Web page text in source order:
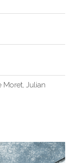
Moret, Julian